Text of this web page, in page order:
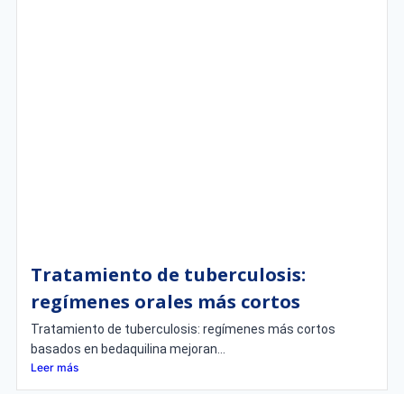
Tratamiento de tuberculosis:
regímenes orales más cortos
Tratamiento de tuberculosis: regímenes más cortos
basados en bedaquilina mejoran...
Leer más